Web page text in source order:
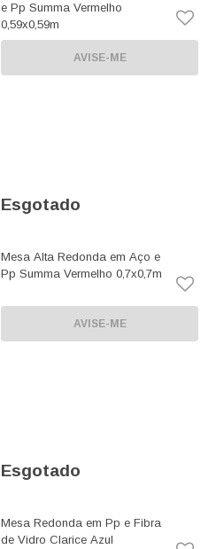
e Pp Summa Vermelho
0,59x0,59m
AVISE-ME
Esgotado
Mesa Alta Redonda em Aço e
Pp Summa Vermelho 0,7x0,7m
AVISE-ME
Esgotado
Mesa Redonda em Pp e Fibra
de Vidro Clarice Azul